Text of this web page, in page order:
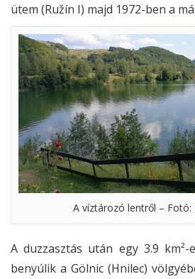
ütem (Ružín I) majd 1972-ben a
A víztározó lentről – Fotó:
A duzzasztás után egy 3.9
benyúlik a Gölnic (Hnilec)